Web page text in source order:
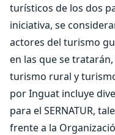
turísticos de los dos
iniciativa, se
actores del turismo
en las que se
turismo rural y
por Inguat incluye
para el SERNATUR,
frente a la